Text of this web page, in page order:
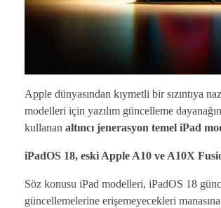
Apple dünyasından kıymetli bir sızıntıya
modelleri için yazılım güncelleme
kullanan altıncı jenerasyon temel iPad
iPadOS 18, eski Apple A10 ve A10X
Söz konusu iPad modelleri, iPadOS 18
güncellemelerine erişemeyecekleri